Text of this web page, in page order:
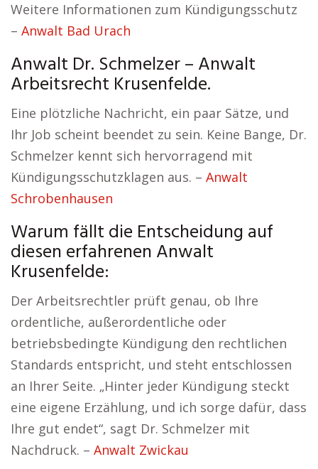
Weitere Informationen zum Kündigungsschutz
– Anwalt Bad Urach
Anwalt Dr. Schmelzer – Anwalt
Arbeitsrecht Krusenfelde.
Eine plötzliche Nachricht, ein paar Sätze, und
Ihr Job scheint beendet zu sein. Keine Bange, Dr.
Schmelzer kennt sich hervorragend mit
Kündigungsschutzklagen aus. – Anwalt
Schrobenhausen
Warum fällt die Entscheidung auf
diesen erfahrenen Anwalt
Krusenfelde:
Der Arbeitsrechtler prüft genau, ob Ihre
ordentliche, außerordentliche oder
betriebsbedingte Kündigung den rechtlichen
Standards entspricht, und steht entschlossen
an Ihrer Seite. „Hinter jeder Kündigung steckt
eine eigene Erzählung, und ich sorge dafür, dass
Ihre gut endet“, sagt Dr. Schmelzer mit
Nachdruck. – Anwalt Zwickau